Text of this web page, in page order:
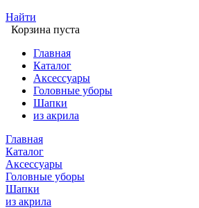
Найти
Корзина пуста
Главная
Каталог
Аксессуары
Головные уборы
Шапки
из акрила
Главная
Каталог
Аксессуары
Головные уборы
Шапки
из акрила